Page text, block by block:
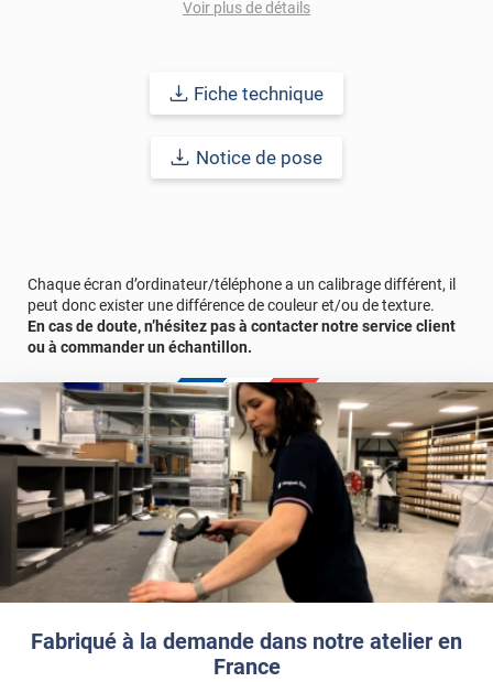
Fabriqué à la demande dans notre atelier en
France
comptez sur ce vinyl de haute qualité avec une excellente
imperfections. Classé A+ au test C.O.V et C-s2,d0 au feu, ce
revêtement peut être installé dans un lieu ouvert public.
: 10 ans en pose intérieur (anti craquèlement,
écaillage, délamination et jaunissement)
Voir plus de détails
Fiche technique
Notice de pose
Chaque écran d’ordinateur/téléphone a un calibrage différent, il
peut donc exister une différence de couleur et/ou de texture.
En cas de doute, n’hésitez pas à contacter notre service client
ou à commander un échantillon.